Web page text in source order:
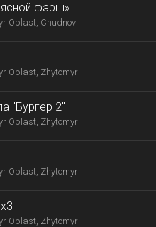
фарш»
Oblast, Chudnov
Oblast, Zhytomyr
"Бургер 2"
Oblast, Zhytomyr
Oblast, Zhytomyr
Oblast, Zhytomyr